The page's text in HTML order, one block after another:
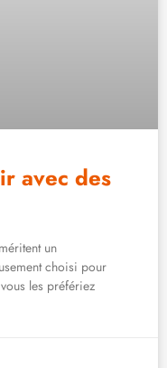
avec des
un
choisi pour
les préfériez